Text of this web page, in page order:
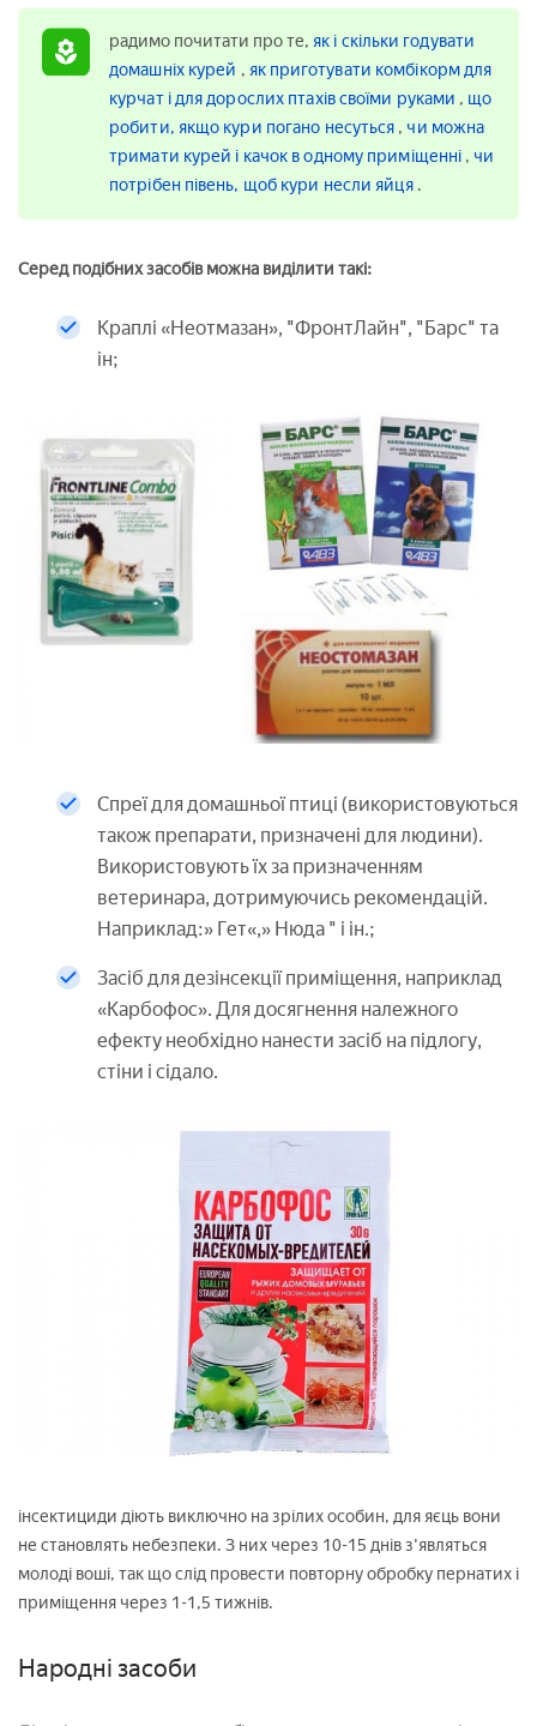
радимо почитати про те, як і скільки годувати
домашніх курей , як приготувати комбікорм для
курчат і для дорослих птахів своїми руками , що
робити, якщо кури погано несуться , чи можна
тримати курей і качок в одному приміщенні , чи
потрібен півень, щоб кури несли яйця .
Серед подібних засобів можна виділити такі:
Краплі «Неотмазан», "ФронтЛайн", "Барс" та
ін;
Спреї для домашньої птиці (використовуються
також препарати, призначені для людини).
Використовують їх за призначенням
ветеринара, дотримуючись рекомендацій.
Наприклад:» Гет«,» Нюда " і ін.;
Засіб для дезінсекції приміщення, наприклад
«Карбофос». Для досягнення належного
ефекту необхідно нанести засіб на підлогу,
стіни і сідало.
інсектициди діють виключно на зрілих особин, для яєць вони
не становлять небезпеки. З них через 10-15 днів з'являться
молоді воші, так що слід провести повторну обробку пернатих і
приміщення через 1-1,5 тижнів.
Народні засоби